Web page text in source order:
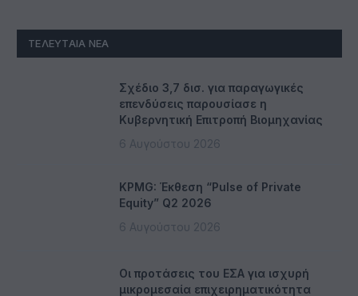
ΤΕΛΕΥΤΑΊΑ ΝΈΑ
Σχέδιο 3,7 δισ. για παραγωγικές
επενδύσεις παρουσίασε η
Κυβερνητική Επιτροπή Βιομηχανίας
6 Αυγούστου 2026
KPMG: Έκθεση “Pulse of Private
Equity” Q2 2026
6 Αυγούστου 2026
Οι προτάσεις του ΕΣΑ για ισχυρή
μικρομεσαία επιχειρηματικότητα